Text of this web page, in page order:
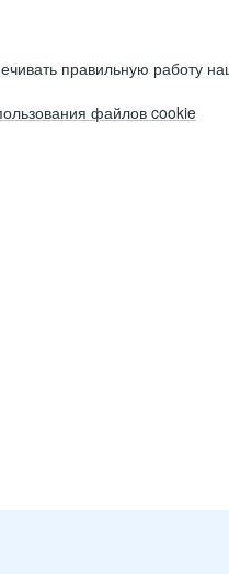
правильную работу
файлов cookie